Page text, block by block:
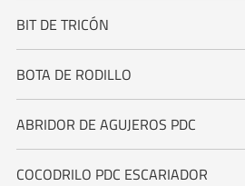
BIT DE TRICÓN
BOTA DE RODILLO
ABRIDOR DE AGUJEROS PDC
COCODRILO PDC ESCARIADOR